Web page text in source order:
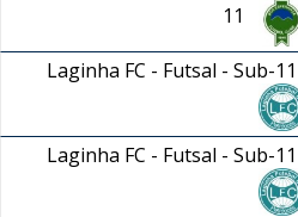
11
Laginha FC - Futsal - Sub-11
Laginha FC - Futsal - Sub-11